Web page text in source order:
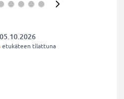
05.10.2026
etukäteen tilattuna